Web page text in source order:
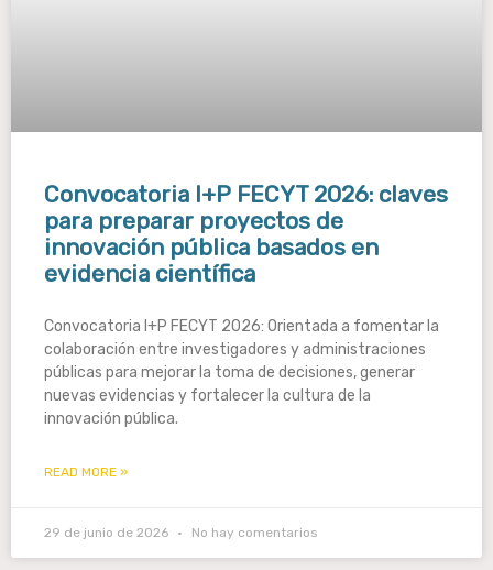
Convocatoria I+P FECYT 2026: claves
para preparar proyectos de
innovación pública basados en
evidencia científica
Convocatoria I+P FECYT 2026: Orientada a fomentar la
colaboración entre investigadores y administraciones
públicas para mejorar la toma de decisiones, generar
nuevas evidencias y fortalecer la cultura de la
innovación pública.
READ MORE »
29 de junio de 2026 No hay comentarios